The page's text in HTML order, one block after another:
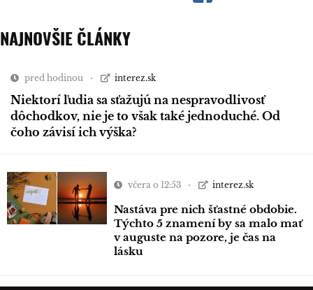
NAJNOVŠIE ČLÁNKY
pred hodinou interez.sk
Niektorí ľudia sa sťažujú na nespravodlivosť
dôchodkov, nie je to však také jednoduché. Od
čoho závisí ich výška?
včera o 12:53 interez.sk
Nastáva pre nich šťastné obdobie.
Týchto 5 znamení by sa malo mať
v auguste na pozore, je čas na
lásku